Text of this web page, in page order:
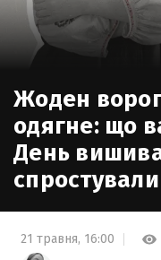
Жоден ворог
одягне: що
День
21 травня, 16:00